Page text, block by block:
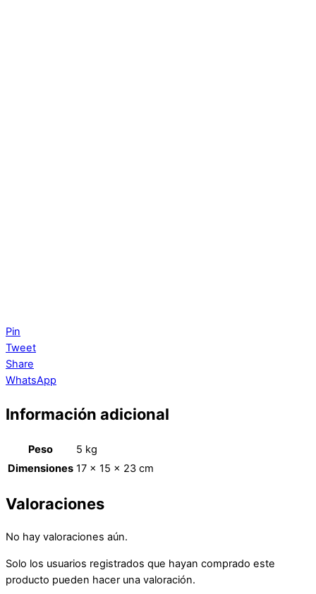
Pin
Tweet
Share
WhatsApp
Información adicional
Peso
5 kg
Dimensiones 17 × 15 × 23 cm
Valoraciones
No hay valoraciones aún.
Solo los usuarios registrados que hayan comprado este
producto pueden hacer una valoración.